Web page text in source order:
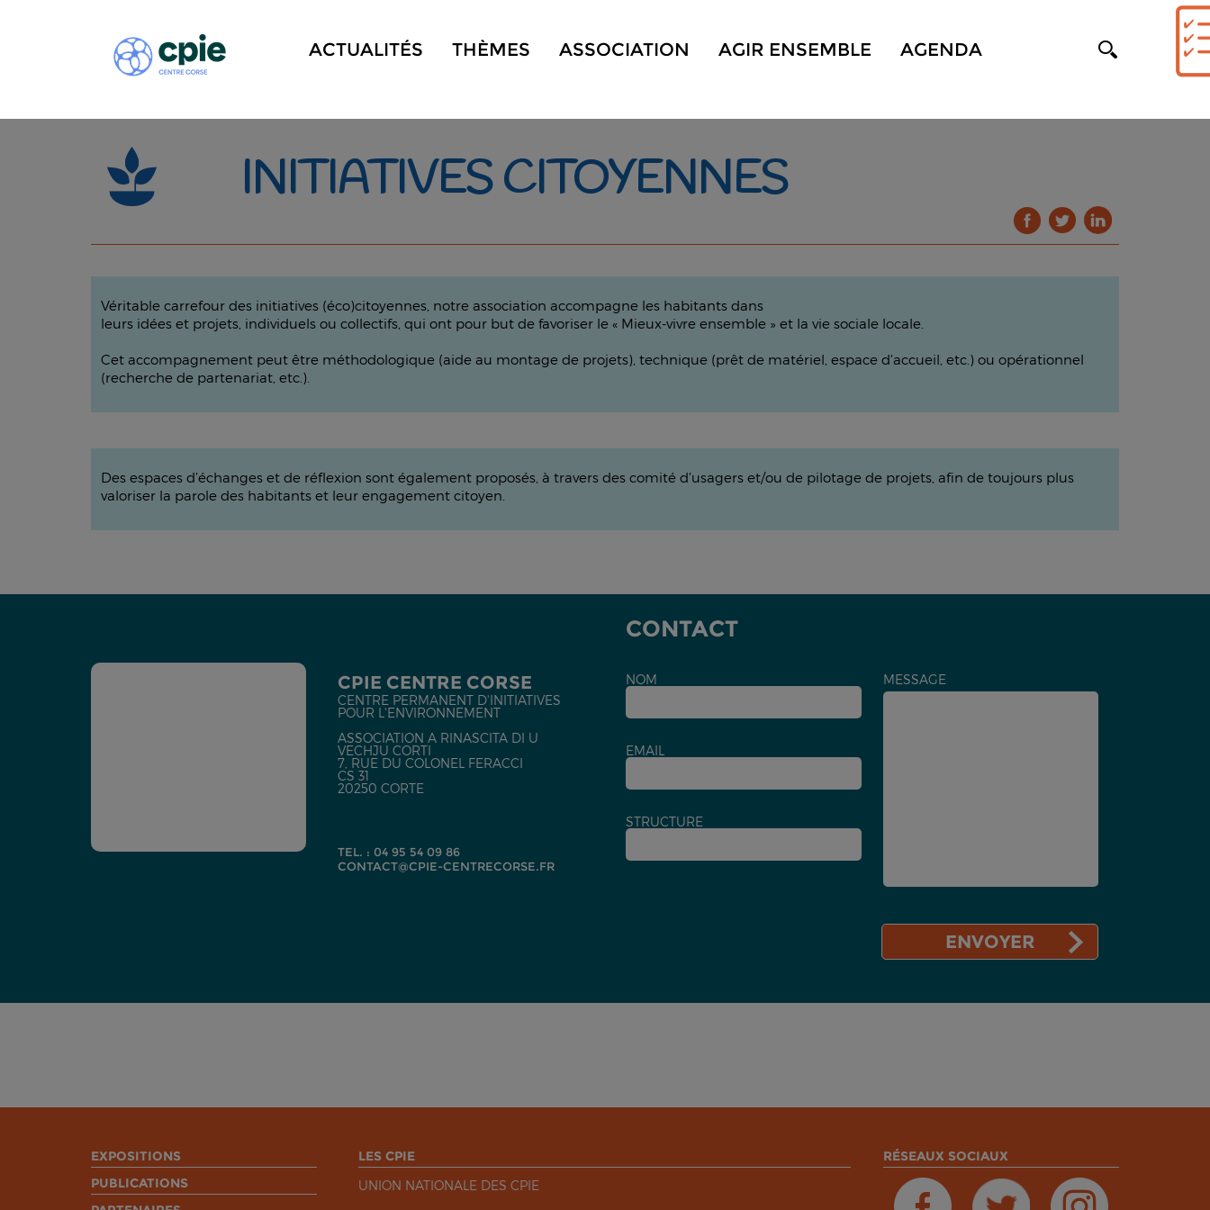
ACTUALITÉS THÈMES ASSOCIATION AGIR ENSEMBLE AGENDA
INITIATIVES CITOYENNES
Véritable carrefour des initiatives (éco)citoyennes, notre association accompagne les habitants dans
leurs idées et projets, individuels ou collectifs, qui ont pour but de favoriser le « Mieux-vivre ensemble » et la vie sociale locale.
Cet accompagnement peut être méthodologique (aide au montage de projets), technique (prêt de matériel, espace d’accueil, etc.) ou opérationnel
(recherche de partenariat, etc.).
Des espaces d’échanges et de réflexion sont également proposés, à travers des comité d’usagers et/ou de pilotage de projets, afin de toujours plus
valoriser la parole des habitants et leur engagement citoyen.
CPIE CENTRE CORSE
CENTRE PERMANENT D'INITIATIVES
POUR L'ENVIRONNEMENT
ASSOCIATION A RINASCITA DI U
VECHJU CORTI
7, RUE DU COLONEL FERACCI
CS 31
20250 CORTE
TEL. : 04 95 54 09 86
CONTACT@CPIE-CENTRECORSE.FR
CONTACT
NOM
EMAIL
STRUCTURE
MESSAGE
EXPOSITIONS
PUBLICATIONS
LES CPIE
UNION NATIONALE DES CPIE
RÉSEAUX SOCIAUX